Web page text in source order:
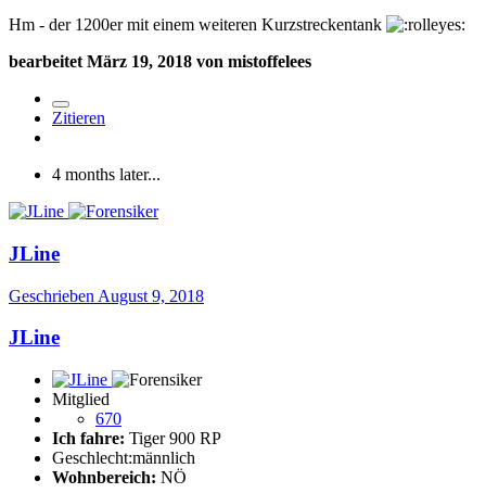
Hm - der 1200er mit einem weiteren Kurzstreckentank
bearbeitet März 19, 2018 von mistoffelees
Zitieren
4 months later...
JLine
Geschrieben August 9, 2018
JLine
Mitglied
670
Ich fahre: Tiger 900 RP
Geschlecht:männlich
Wohnbereich: NÖ